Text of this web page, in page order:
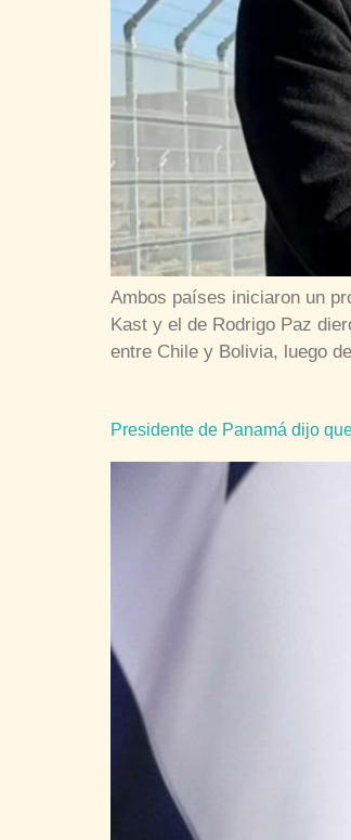
Ambos países iniciaron un
Kast y el de Rodrigo Paz
entre Chile y Bolivia, luego
Presidente de Panamá dijo